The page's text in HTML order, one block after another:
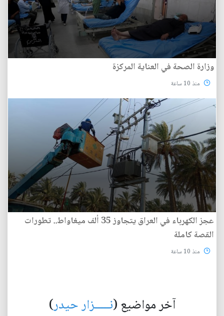
وزارة الصحة في العناية المركزة
منذ 10 ساعة
عجز الكهرباء في العراق يتجاوز 35 ألف ميغاواط.. تطورات
القصة كاملة
منذ 10 ساعة
آخر مواضيع (نـــــزار حيدر)